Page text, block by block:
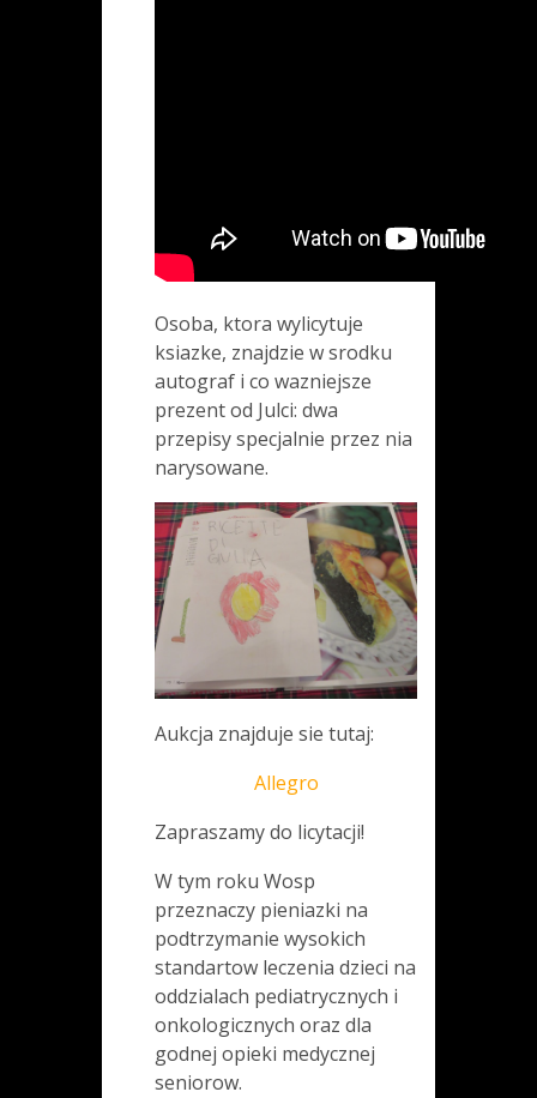
Osoba, ktora wylicytuje
ksiazke, znajdzie w srodku
autograf i co wazniejsze
prezent od Julci: dwa
przepisy specjalnie przez nia
narysowane.
Aukcja znajduje sie tutaj:
Allegro
Zapraszamy do licytacji!
W tym roku Wosp
przeznaczy pieniazki na
podtrzymanie wysokich
standartow leczenia dzieci na
oddzialach pediatrycznych i
onkologicznych oraz dla
godnej opieki medycznej
seniorow.